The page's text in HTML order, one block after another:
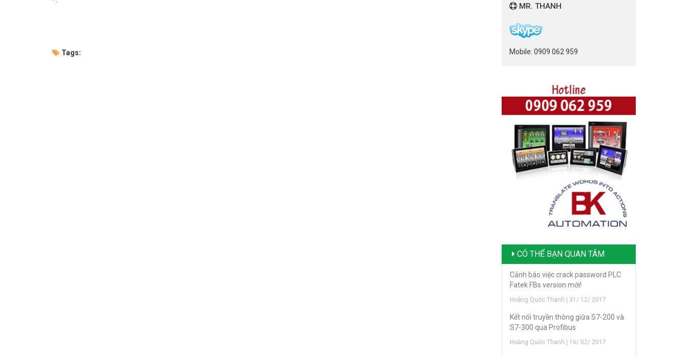
Tags:
MR. THANH
Mobile: 0909 062 959
CÓ THỂ BẠN QUAN TÂM
Cảnh báo việc crack password PLC
Fatek FBs version mới!
Hoàng Quốc Thanh | 31/ 12/ 2017
Kết nối truyền thông giữa S7-200 và
S7-300 qua Profibus
Hoàng Quốc Thanh | 16/ 02/ 2017